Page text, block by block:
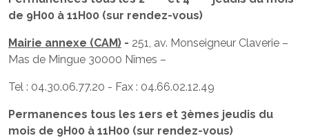
de 9H00 à 11H00 (sur rendez-vous)
Mairie annexe (CAM) - 251, av. Monseigneur Claverie –
Mas de Mingue 30000 Nîmes –
Tel : 04.30.06.77.20 - Fax : 04.66.02.12.49
Permanences tous les 1ers et 3èmes jeudis du
mois de 9H00 à 11H00 (sur rendez-vous)